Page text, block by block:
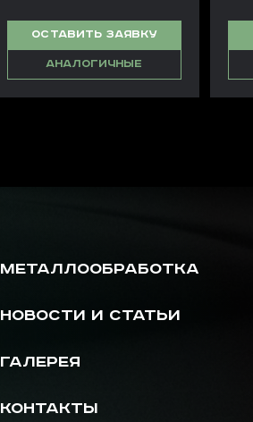
ОСТАВИТЬ ЗАЯВКУ
АНАЛОГИЧНЫЕ
МЕТАЛЛООБРАБОТКА
НОВОСТИ И СТАТЬИ
ГАЛЕРЕЯ
КОНТАКТЫ